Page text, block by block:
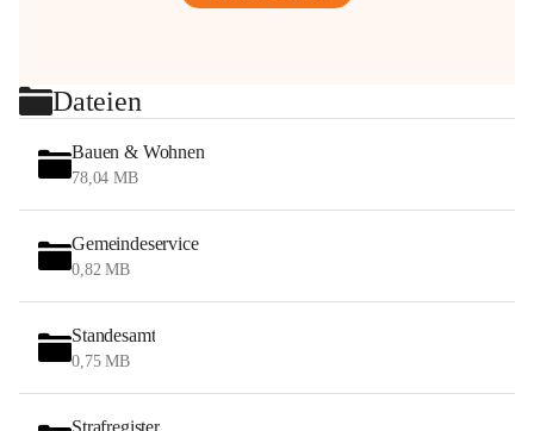
Dateien
Bauen & Wohnen
78,04 MB
Gemeindeservice
0,82 MB
Standesamt
0,75 MB
Strafregister